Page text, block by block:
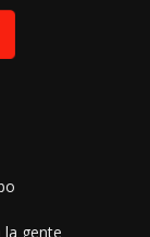
la gente